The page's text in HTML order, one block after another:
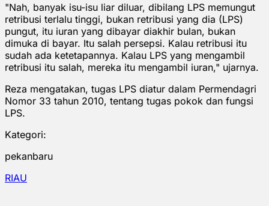
"Nah, banyak isu-isu liar diluar, dibilang LPS memungut
retribusi terlalu tinggi, bukan retribusi yang dia (LPS)
pungut, itu iuran yang dibayar diakhir bulan, bukan
dimuka di bayar. Itu salah persepsi. Kalau retribusi itu
sudah ada ketetapannya. Kalau LPS yang mengambil
retribusi itu salah, mereka itu mengambil iuran," ujarnya.
Reza mengatakan, tugas LPS diatur dalam Permendagri
Nomor 33 tahun 2010, tentang tugas pokok dan fungsi
LPS.
Kategori:
pekanbaru
RIAU